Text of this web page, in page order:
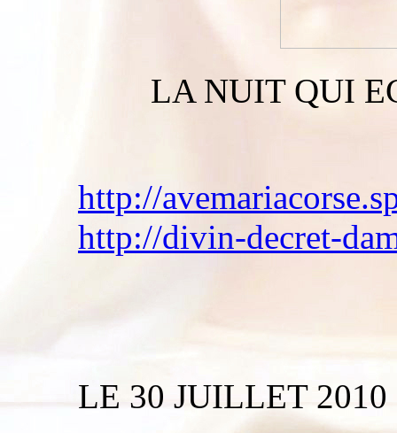
LA NUIT QUI
http://
http://divin-decret-
LE 30 JUILLET 2010